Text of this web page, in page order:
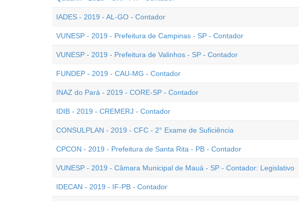
IADES - 2019 - AL-GO - Contador
VUNESP - 2019 - Prefeitura de Campinas - SP - Contador
VUNESP - 2019 - Prefeitura de Valinhos - SP - Contador
FUNDEP - 2019 - CAU-MG - Contador
INAZ do Pará - 2019 - CORE-SP - Contador
IDIB - 2019 - CREMERJ - Contador
CONSULPLAN - 2019 - CFC - 2° Exame de Suficiência
CPCON - 2019 - Prefeitura de Santa Rita - PB - Contador
VUNESP - 2019 - Câmara Municipal de Mauá - SP - Contador: Legislativo
IDECAN - 2019 - IF-PB - Contador